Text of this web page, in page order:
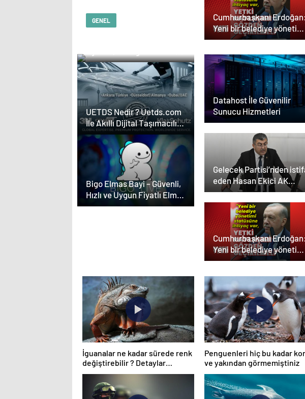
Cumhurbaşkanı
Yeni bir belediye yönetimi
statüsüne ihtiyaç var
GENEL
Ajansı, SEO Ajansı ve
Web Tasarım Ajansı
UETDS Nedir ? Uetds.com
İle Akıllı Dijital Taşımacılık
Yazılımı
Bigo Elmas Bayi – Güvenli,
Hızlı ve Uygun Fiyatlı Elmas
Satın Almanın Yeni Adresi
Datahost İle Güvenilir
Sunucu Hizmetleri
Gelecek Partisi’nden
eden Hasan Ekici AK
Parti’ye katıldı
Cumhurbaşkanı
Yeni bir belediye yönetimi
statüsüne ihtiyaç var
İguanalar ne kadar sürede renk
değiştirebilir ? Detaylar
burada…
Penguenleri hiç bu kadar
ve yakından görmemiştiniz